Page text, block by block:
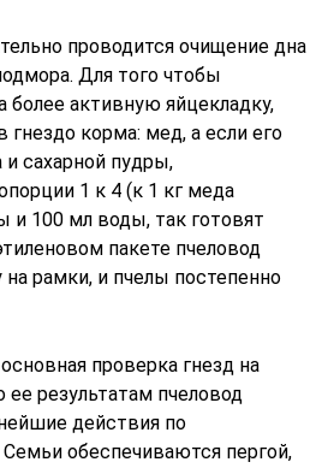
проводится очищение дна
Для того чтобы
более активную яйцекладку,
гнездо корма: мед, а если его
и сахарной пудры,
1 к 4 (к 1 кг меда
и 100 мл воды, так готовят
пакете пчеловод
рамки, и пчелы постепенно
проверка гнезд на
ее результатам пчеловод
действия по
обеспечиваются пергой,